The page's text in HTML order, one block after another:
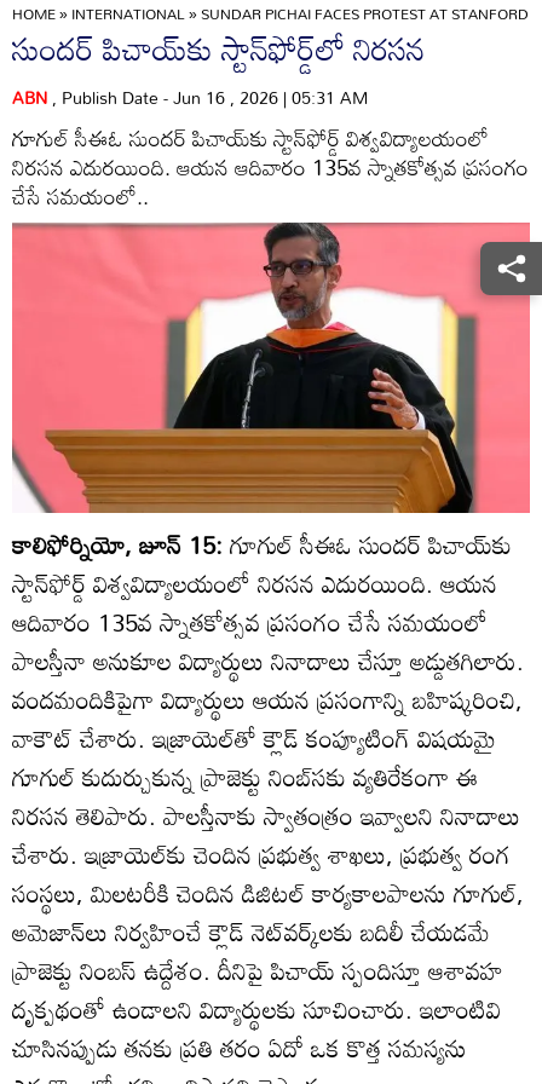
HOME»INTERNATIONAL»SUNDAR PICHAI FACES PROTEST AT STANFORD
సుందర్‌ పిచాయ్‌కు స్టాన్‌ఫోర్డ్‌లో నిరసన
ABN, Publish Date - Jun 16 , 2026 | 05:31 AM
గూగుల్‌ సీఈఓ సుందర్‌ పిచాయ్‌కు స్టాన్‌ఫోర్డ్‌ విశ్వవిద్యాలయంలో
నిరసన ఎదురయింది. ఆయన ఆదివారం 135వ స్నాతకోత్సవ ప్రసంగం
చేసే సమయంలో..
కాలిఫోర్నియో, జూన్‌ 15:గూగుల్‌ సీఈఓ సుందర్‌ పిచాయ్‌కు
స్టాన్‌ఫోర్డ్‌ విశ్వవిద్యాలయంలో నిరసన ఎదురయింది. ఆయన
ఆదివారం 135వ స్నాతకోత్సవ ప్రసంగం చేసే సమయంలో
పాలస్తీనా అనుకూల విద్యార్థులు నినాదాలు చేస్తూ అడ్డుతగిలారు.
వందమందికిపైగా విద్యార్థులు ఆయన ప్రసంగాన్ని బహిష్కరించి,
వాకౌట్‌ చేశారు. ఇజ్రాయెల్‌తో క్లౌడ్‌ కంప్యూటింగ్‌ విషయమై
గూగుల్‌ కుదుర్చుకున్న ప్రాజెక్టు నింబ్‌సకు వ్యతిరేకంగా ఈ
నిరసన తెలిపారు. పాలస్తీనాకు స్వాతంత్రం ఇవ్వాలని నినాదాలు
చేశారు. ఇజ్రాయెల్‌కు చెందిన ప్రభుత్వ శాఖలు, ప్రభుత్వ రంగ
సంస్థలు, మిలటరీకి చెందిన డిజిటల్‌ కార్యకాలపాలను గూగుల్‌,
అమెజాన్‌లు నిర్వహించే క్లౌడ్‌ నెట్‌వర్క్‌లకు బదిలీ చేయడమే
ప్రాజెక్టు నింబస్‌ ఉద్దేశం. దీనిపై పిచాయ్‌ స్పందిస్తూ ఆశావహ
దృక్పథంతో ఉండాలని విద్యార్థులకు సూచించారు. ఇలాంటివి
చూసినప్పుడు తనకు ప్రతి తరం ఏదో ఒక కొత్త సమస్యను